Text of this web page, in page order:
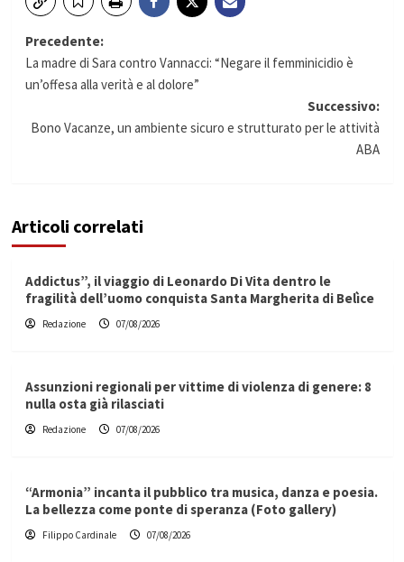
Navigazione
articolo
Precedente:
La madre di Sara contro Vannacci: “Negare il femminicidio è
un’offesa alla verità e al dolore”
Successivo:
Bono Vacanze, un ambiente sicuro e strutturato per le attività
ABA
Articoli correlati
Addictus”, il viaggio di Leonardo Di Vita dentro le
fragilità dell’uomo conquista Santa Margherita di Belìce
Redazione 07/08/2026
Assunzioni regionali per vittime di violenza di genere: 8
nulla osta già rilasciati
Redazione 07/08/2026
“Armonia” incanta il pubblico tra musica, danza e poesia.
La bellezza come ponte di speranza (Foto gallery)
Filippo Cardinale 07/08/2026